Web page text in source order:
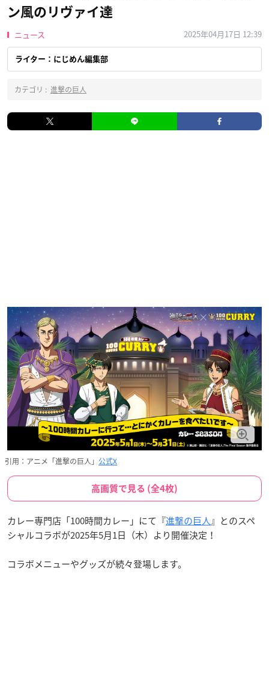
ン風のリヴァイ達
ニュース 2025年04月17日 12:39
ライター：にじめん編集部
カテゴリ : 進撃の巨人
引用：アニメ「進撃の巨人」 公式X
高画質で見る (全4枚)
カレー専門店「100時間カレー」にて『進撃の巨人』とのスペ
シャルコラボが2025年5月1日（木）より開催決定！
コラボメニューやグッズが続々登場します。